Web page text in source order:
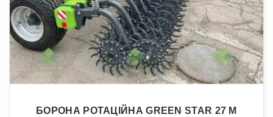
БОРОНА РОТАЦІЙНА GREEN STAR 27 М